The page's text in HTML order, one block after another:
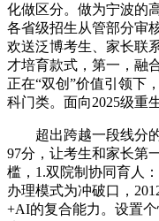
化做区分。做为宁波的
各省级招生从管部分审
欢送泛博考生、家长联
才培育款式，第一，融
正在“双创”价值引领下
科门类。面向2025级重
超出跨越一段线分的
97分，让考生和家长第
槛，1.双院制协同育人
办理模式为冲破口，
+AI的复合能力。设置